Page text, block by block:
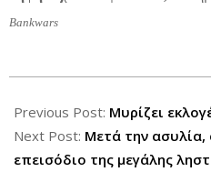
Bankwars
04-
16
Previous Post: Μυρίζει
Next Post: Μετά την ασυλία,
επεισόδιο της μεγάλης